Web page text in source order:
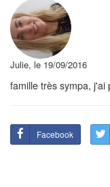
Julie, le 19/09/2016
famille très sympa, j'ai
Facebook